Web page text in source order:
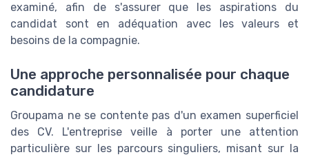
examiné, afin de s'assurer que les aspirations du
candidat sont en adéquation avec les valeurs et
besoins de la compagnie.
Une approche personnalisée pour chaque
candidature
Groupama ne se contente pas d'un examen superficiel
des CV. L'entreprise veille à porter une attention
particulière sur les parcours singuliers, misant sur la